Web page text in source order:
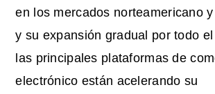
en los mercados norteamericano
y su expansión gradual por todo
las principales plataformas de
electrónico están acelerando su